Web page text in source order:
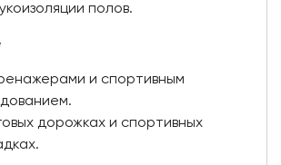
полов.
и спортивным
дорожках и спортивных